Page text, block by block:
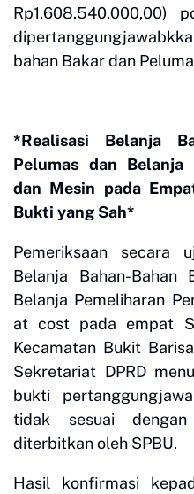
Rp1.608.540.000,00)
bahan Bakar dan
*Realisasi Belanja
Pelumas dan Belanja
dan Mesin pada
Bukti yang Sah*
Pemeriksaan secara
Belanja Bahan-
Belanja Pemeliharan
at cost pada empat
Kecamatan Bukit
Sekretariat DPRD
bukti
tidak sesuai
diterbitkan oleh SPBU.
Hasil konfirmasi